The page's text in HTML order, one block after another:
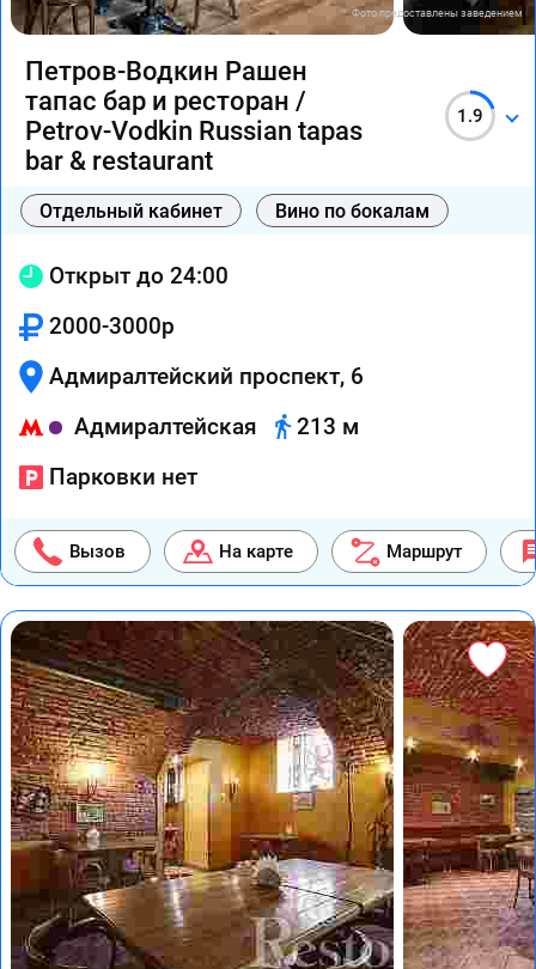
Фото предоставлены заведением
Петров-Водкин Рашен
тапас бар и ресторан /
Petrov-Vodkin Russian tapas
bar & restaurant
1.9
Отдельный кабинет Вино по бокалам
Открыт до 24:00
2000-3000р
Адмиралтейский проспект, 6
Адмиралтейская
213 м
Парковки нет
Вызов На карте Маршрут